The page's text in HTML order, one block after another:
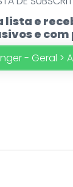
lista e
e
- Geral >